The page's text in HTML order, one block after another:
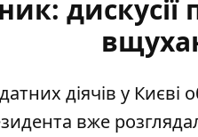
діячів у Києві
вже